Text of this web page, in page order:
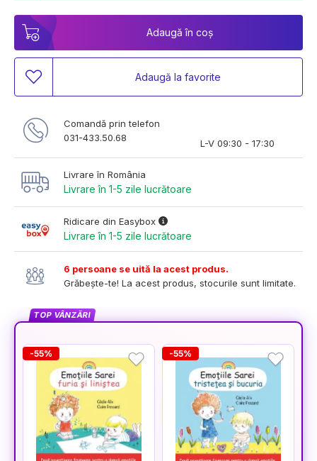
Adaugă în coș
Adaugă la favorite
Comandă prin telefon
031-433.50.68
L-V 09:30 - 17:30
Livrare în România
Livrare în 1-5 zile lucrătoare
Ridicare din Easybox
Livrare în 1-5 zile lucrătoare
6 persoane se uită la acest produs.
Grăbește-te! La acest produs, stocurile sunt limitate.
TOP VÂNZĂRI
-55% -55%